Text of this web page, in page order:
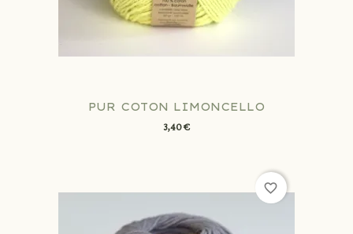
PUR COTON LIMONCELLO
3,40 €
favorite_border